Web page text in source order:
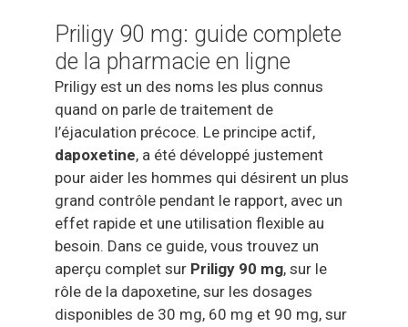
Viagra Super Active
Kamagra Oral Jelly
Priligy 90 mg: guide complete
de la pharmacie en ligne
Priligy est un des noms les plus connus
quand on parle de traitement de
l’éjaculation précoce. Le principe actif,
dapoxetine, a été développé justement
pour aider les hommes qui désirent un plus
grand contrôle pendant le rapport, avec un
effet rapide et une utilisation flexible au
besoin. Dans ce guide, vous trouvez un
aperçu complet sur Priligy 90 mg, sur le
rôle de la dapoxetine, sur les dosages
disponibles de 30 mg, 60 mg et 90 mg, sur